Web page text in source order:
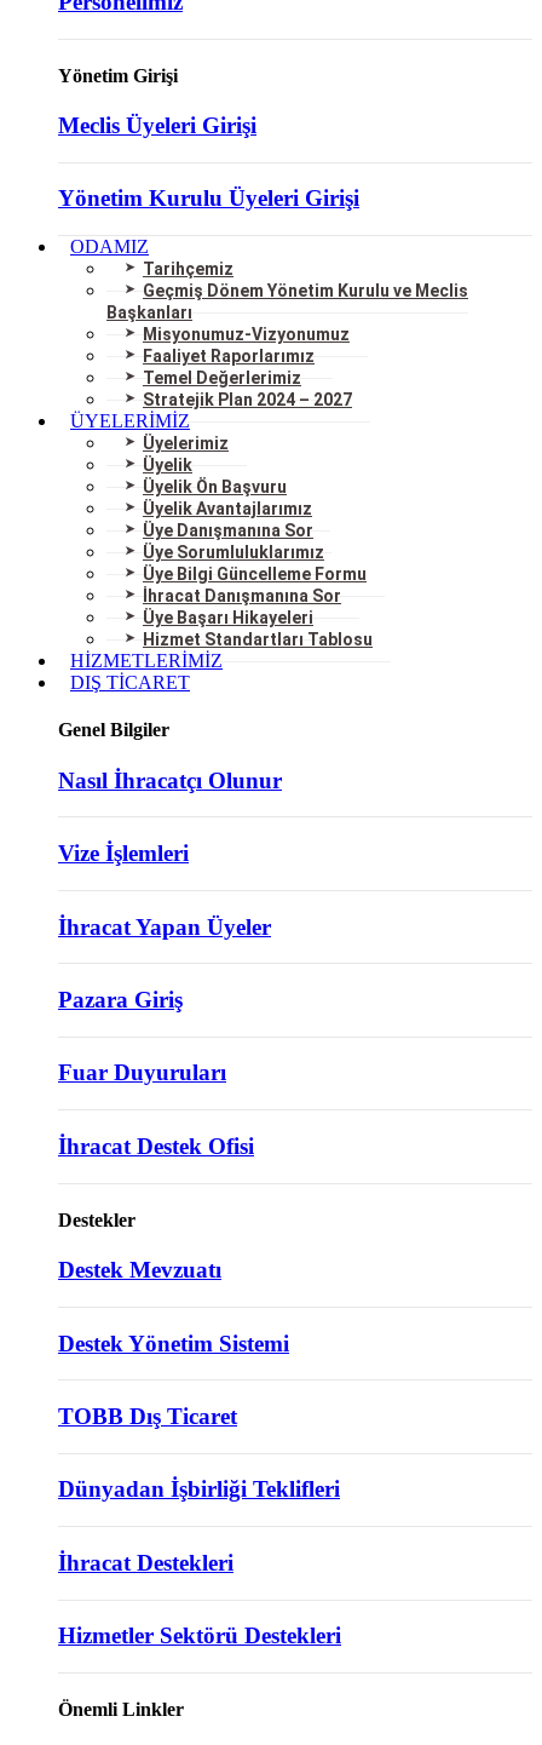
Yönetim Girişi
Meclis Üyeleri Girişi
Yönetim Kurulu Üyeleri Girişi
ODAMIZ
Tarihçemiz
Geçmiş Dönem Yönetim Kurulu ve Meclis
Başkanları
Misyonumuz-Vizyonumuz
Faaliyet Raporlarımız
Temel Değerlerimiz
Stratejik Plan 2024 – 2027
ÜYELERİMİZ
Üyelerimiz
Üyelik
Üyelik Ön Başvuru
Üyelik Avantajlarımız
Üye Danışmanına Sor
Üye Sorumluluklarımız
Üye Bilgi Güncelleme Formu
İhracat Danışmanına Sor
Üye Başarı Hikayeleri
Hizmet Standartları Tablosu
HİZMETLERİMİZ
DIŞ TİCARET
Genel Bilgiler
Nasıl İhracatçı Olunur
Vize İşlemleri
İhracat Yapan Üyeler
Pazara Giriş
Fuar Duyuruları
İhracat Destek Ofisi
Destekler
Destek Mevzuatı
Destek Yönetim Sistemi
TOBB Dış Ticaret
Dünyadan İşbirliği Teklifleri
İhracat Destekleri
Hizmetler Sektörü Destekleri
Önemli Linkler